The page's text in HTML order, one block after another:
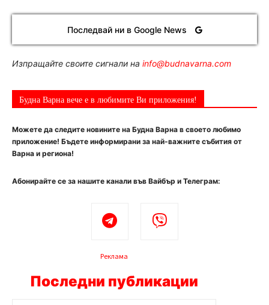
Последвай ни в Google News
Изпращайте своите сигнали на info@budnavarna.com
Будна Варна вече е в любимите Ви приложения!
Можете да следите новините на Будна Варна в своето любимо
приложение! Бъдете информирани за най-важните събития от
Варна и региона!
Абонирайте се за нашите канали във Вайбър и Телеграм:
Реклама
Последни публикации